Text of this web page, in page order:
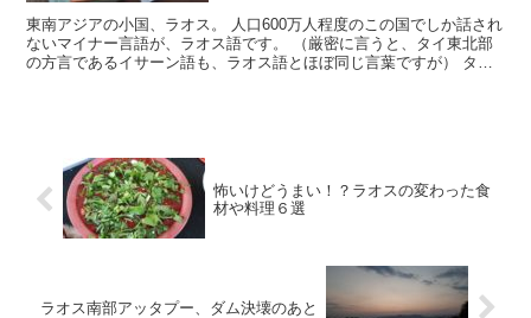
東南アジアの小国、ラオス。 人口600万人程度のこの国でしか話され
ないマイナー言語が、ラオス語です。 （厳密に言うと、タイ東北部
の方言であるイサーン語も、ラオス語とほぼ同じ言葉ですが） タイ
怖いけどうまい！？ラオスの変わった食
材や料理６選
ラオス南部アッタプー、ダム決壊のあと